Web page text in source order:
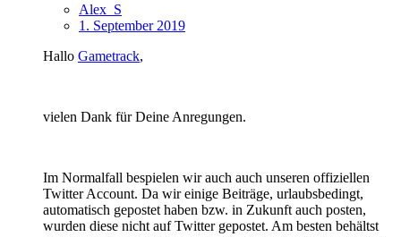
Alex_S
1. September 2019
Hallo Gametrack,
vielen Dank für Deine Anregungen.
Im Normalfall bespielen wir auch auch unseren offiziellen
Twitter Account. Da wir einige Beiträge, urlaubsbedingt,
automatisch gepostet haben bzw. in Zukunft auch posten,
wurden diese nicht auf Twitter gepostet. Am besten behältst